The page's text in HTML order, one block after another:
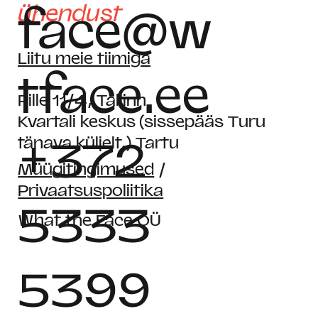
Pille 11/4, Tallinn
Kvartali keskus (sissepääs Turu
tänava küljelt,) Tartu
What the Face OÜ
Müügitingimused /
Privaatsuspoliitika
Liitu meie tiimiga
ühendust
face@w
tface.ee
+372
5333
5399